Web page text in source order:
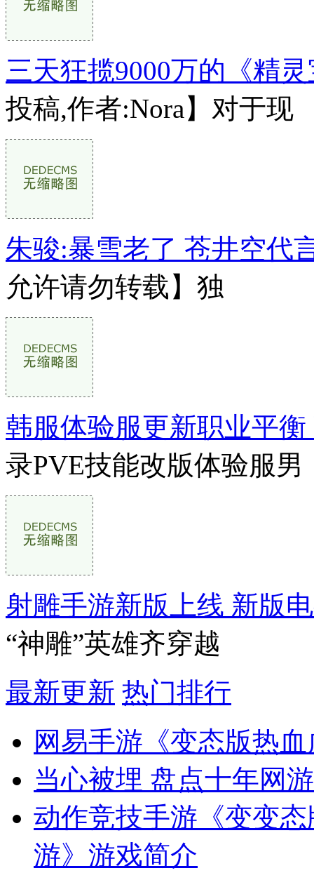
三天狂揽9000万的《精
投稿,作者:Nora】对于现
朱骏:暴雪老了 苍井空代
允许请勿转载】独
韩服体验服更新职业平
录PVE技能改版体验服男
射雕手游新版上线 新版
“神雕”英雄齐穿越
最新更新 热门排行
网易手游《变态版热
当心被埋 盘点十年网
动作竞技手游《变变
游》游戏简介